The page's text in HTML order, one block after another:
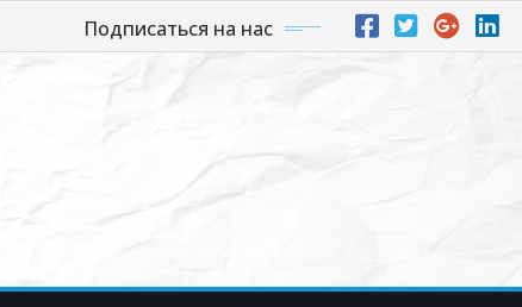
Подписаться на нас